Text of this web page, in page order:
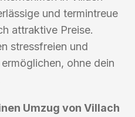
und termintreue
attraktive Preise.
stressfreien und
ohne dein
Umzug von Villach